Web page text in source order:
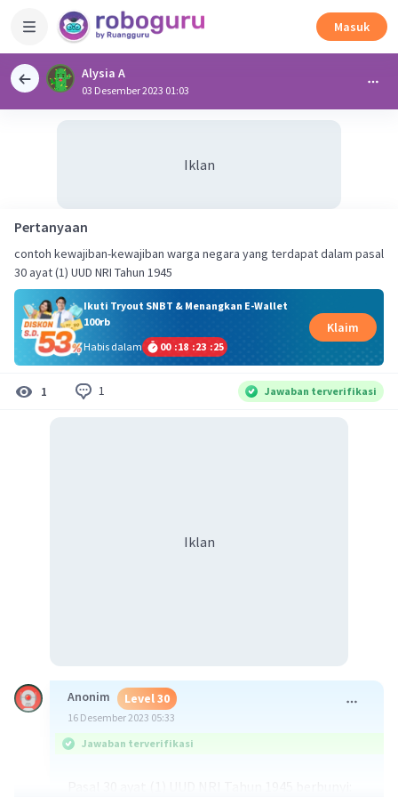
Masuk
Alysia A
03 Desember 2023 01:03
Iklan
Pertanyaan
contoh kewajiban-kewajiban warga negara yang terdapat dalam pasal
30 ayat (1) UUD NRI Tahun 1945
Ikuti Tryout SNBT & Menangkan E-Wallet
100rb
Habis dalam
00 :18 :23 :25
Klaim
1 1 Jawaban terverifikasi
Iklan
Anonim Level 30
16 Desember 2023 05:33
Jawaban terverifikasi